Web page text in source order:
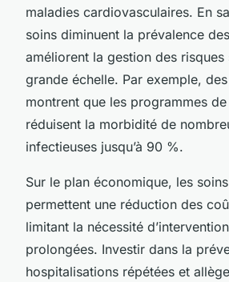
maladies cardiovasculaires. En
soins diminuent la prévalence
améliorent la gestion des risques
grande échelle. Par exemple,
montrent que les programmes
réduisent la morbidité de
infectieuses jusqu’à 90 %.
Sur le plan économique, les
permettent une réduction des
limitant la nécessité
prolongées. Investir dans la
hospitalisations répétées et